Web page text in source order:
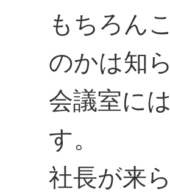
もちろん
のかは知
会議室に
す。
社長が来